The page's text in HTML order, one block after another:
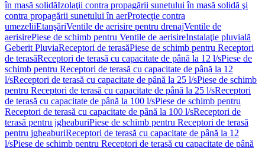
în masă solidăIzolaţii contra propagării sunetului în masă solidă şi
contra propagării sunetului în aerProtecţie contra
umezeliiEtanşăriVentile de aerisire pentru drenajVentile de
aerisirePiese de schimb pentru Ventile de aerisireInstalaţie pluvială
Geberit PluviaReceptori de terasăPiese de schimb pentru Receptori
de terasăReceptori de terasă cu capacitate de până la 12 l/sPiese de
schimb pentru Receptori de terasă cu capacitate de până la 12
l/sReceptori de terasă cu capacitate de până la 25 l/sPiese de schimb
pentru Receptori de terasă cu capacitate de până la 25 l/sReceptori
de terasă cu capacitate de până la 100 l/sPiese de schimb pentru
Receptori de terasă cu capacitate de până la 100 l/sReceptori de
terasă pentru jgheaburiPiese de schimb pentru Receptori de terasă
pentru jgheaburiReceptori de terasă cu capacitate de până la 12
l/sPiese de schimb pentru Receptori de terasă cu capacitate de până